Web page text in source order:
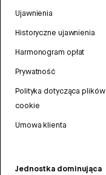
Ujawnienia
Historyczne ujawnienia
Harmonogram opłat
Prywatność
Polityka dotycząca plików
cookie
Umowa klienta
Jednostka dominująca